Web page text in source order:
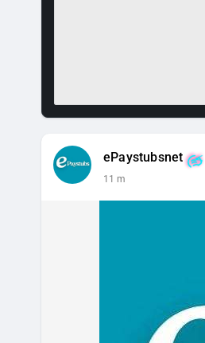
ePaystubsnet
11 m